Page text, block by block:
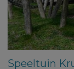
Speeltuin